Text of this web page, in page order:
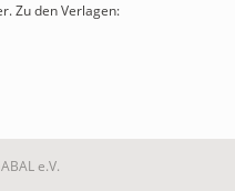
Zu den Verlagen:
e.V.